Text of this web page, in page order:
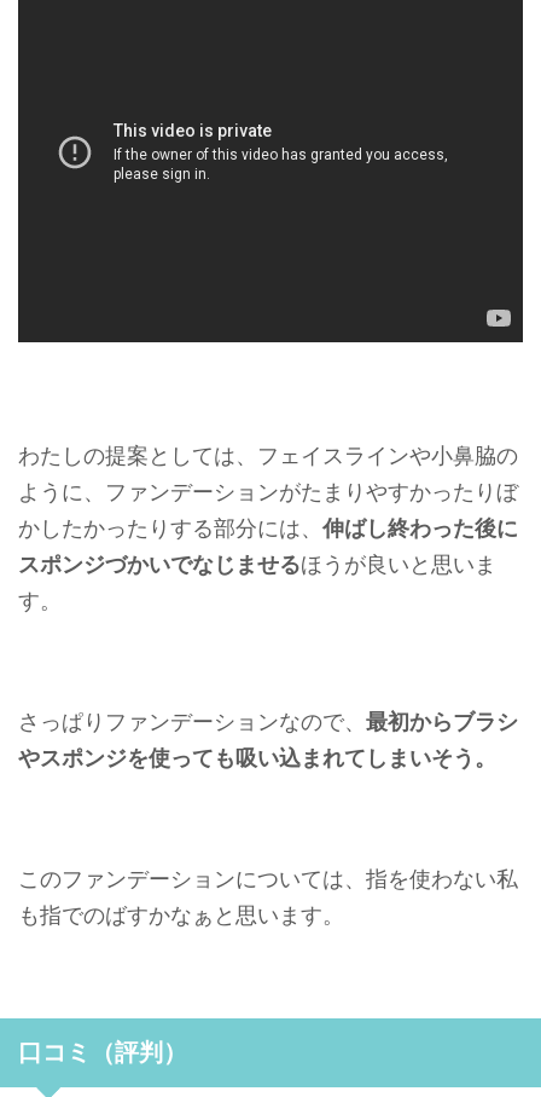
わたしの提案としては、フェイスラインや小鼻脇の
ように、ファンデーションがたまりやすかったりぼ
かしたかったりする部分には、 伸ばし終わった後に
スポンジづかいでなじませるほうが良いと思いま
す。
さっぱりファンデーションなので、 最初からブラシ
やスポンジを使っても吸い込まれてしまいそう。
このファンデーションについては、指を使わない私
も指でのばすかなぁと思います。
口コミ（評判）